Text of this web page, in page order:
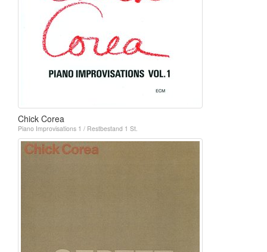
Chick Corea
Piano Improvisations 1 / Restbestand 1 St.